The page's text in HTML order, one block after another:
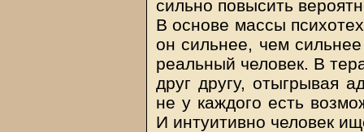
сильно повысить
В основе массы
он сильнее, чем
реальный человек. В
друг другу, отыгрывая
не у каждого есть
И интуитивно человек